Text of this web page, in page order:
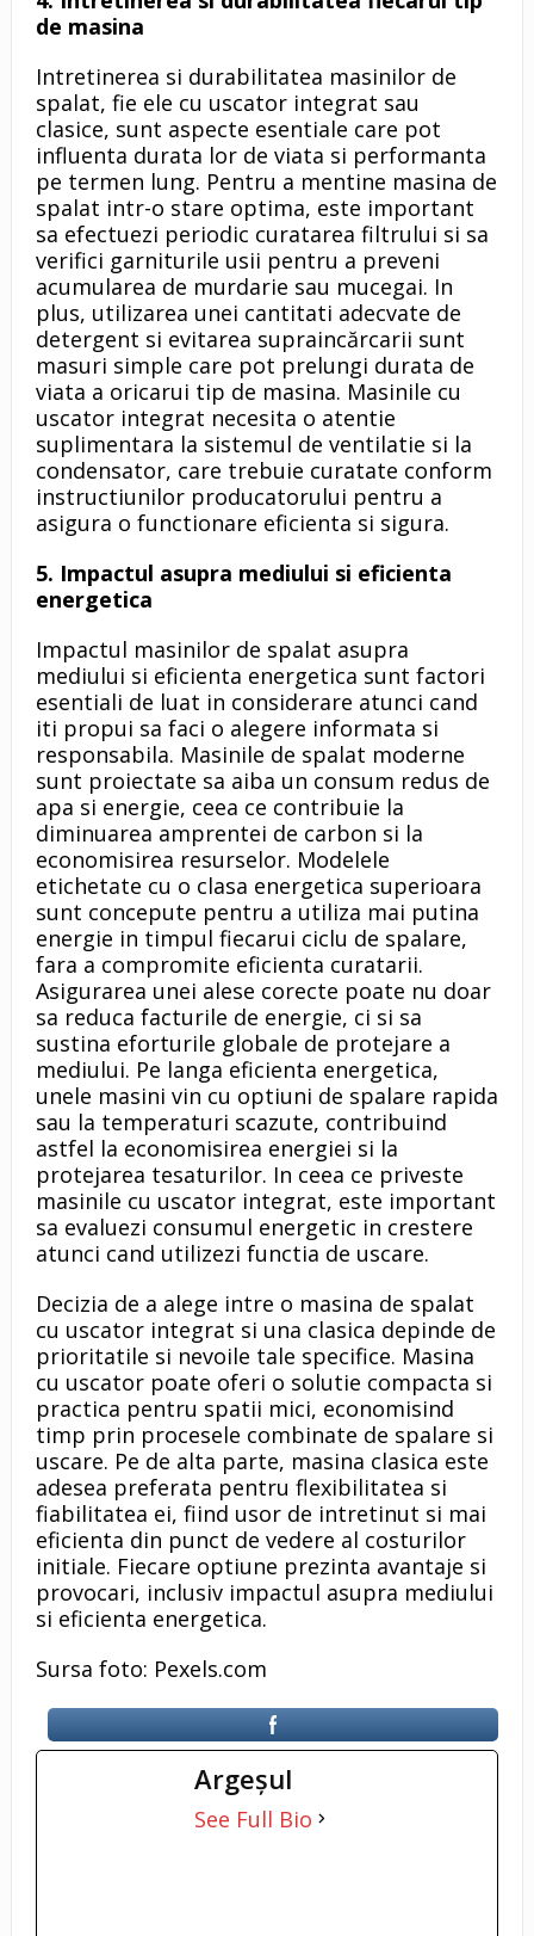
de masina
Intretinerea si durabilitatea masinilor de
spalat, fie ele cu uscator integrat sau
clasice, sunt aspecte esentiale care pot
influenta durata lor de viata si performanta
pe termen lung. Pentru a mentine masina de
spalat intr-o stare optima, este important
sa efectuezi periodic curatarea filtrului si sa
verifici garniturile usii pentru a preveni
acumularea de murdarie sau mucegai. In
plus, utilizarea unei cantitati adecvate de
detergent si evitarea supraincărcarii sunt
masuri simple care pot prelungi durata de
viata a oricarui tip de masina. Masinile cu
uscator integrat necesita o atentie
suplimentara la sistemul de ventilatie si la
condensator, care trebuie curatate conform
instructiunilor producatorului pentru a
asigura o functionare eficienta si sigura.
5. Impactul asupra mediului si eficienta
energetica
Impactul masinilor de spalat asupra
mediului si eficienta energetica sunt factori
esentiali de luat in considerare atunci cand
iti propui sa faci o alegere informata si
responsabila. Masinile de spalat moderne
sunt proiectate sa aiba un consum redus de
apa si energie, ceea ce contribuie la
diminuarea amprentei de carbon si la
economisirea resurselor. Modelele
etichetate cu o clasa energetica superioara
sunt concepute pentru a utiliza mai putina
energie in timpul fiecarui ciclu de spalare,
fara a compromite eficienta curatarii.
Asigurarea unei alese corecte poate nu doar
sa reduca facturile de energie, ci si sa
sustina eforturile globale de protejare a
mediului. Pe langa eficienta energetica,
unele masini vin cu optiuni de spalare rapida
sau la temperaturi scazute, contribuind
astfel la economisirea energiei si la
protejarea tesaturilor. In ceea ce priveste
masinile cu uscator integrat, este important
sa evaluezi consumul energetic in crestere
atunci cand utilizezi functia de uscare.
Decizia de a alege intre o masina de spalat
cu uscator integrat si una clasica depinde de
prioritatile si nevoile tale specifice. Masina
cu uscator poate oferi o solutie compacta si
practica pentru spatii mici, economisind
timp prin procesele combinate de spalare si
uscare. Pe de alta parte, masina clasica este
adesea preferata pentru flexibilitatea si
fiabilitatea ei, fiind usor de intretinut si mai
eficienta din punct de vedere al costurilor
initiale. Fiecare optiune prezinta avantaje si
provocari, inclusiv impactul asupra mediului
si eficienta energetica.
Sursa foto: Pexels.com
Argeşul
See Full Bio